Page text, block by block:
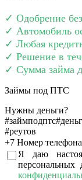
✓ Одобрение
✓ Автомобиль
✓ Любая
✓ Решение в
✓ Сумма займа
Займы под ПТС
Нужны деньги?
#займподптс
#реутов
+7 Номер телефона
Я даю
персональных